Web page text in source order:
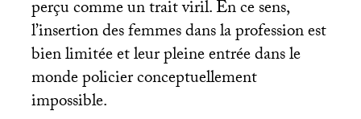
perçu comme un trait viril. En ce sens,
l’insertion des femmes dans la profession est
bien limitée et leur pleine entrée dans le
monde policier conceptuellement
impossible.